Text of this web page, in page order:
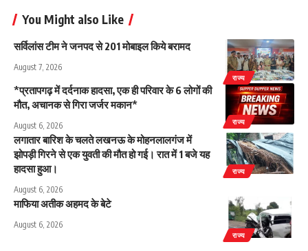
You Might also Like
राज्य
सर्विलांस टीम ने जनपद से 201 मोबाइल किये बरामद
August 7, 2026
राज्य
*प्रतापगढ़ में दर्दनाक हादसा, एक ही परिवार के 6 लोगों की
मौत, अचानक से गिरा जर्जर मकान*
August 6, 2026
राज्य
लगातार बारिश के चलते लखनऊ के मोहनलालगंज में
झोपड़ी गिरने से एक युवती की मौत हो गई। रात में 1 बजे यह
हादसा हुआ।
August 6, 2026
राज्य
माफिया अतीक अहमद के बेटे
August 6, 2026